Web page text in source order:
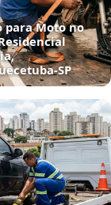
para Moto no